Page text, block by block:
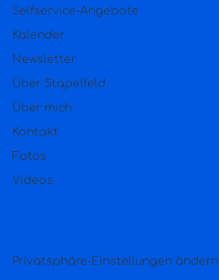
Selfservice-Angebote
Kalender
Newsletter
Über Stapelfeld
Über mich
Kontakt
Fotos
Videos
Privatsphäre-Einstellungen ändern